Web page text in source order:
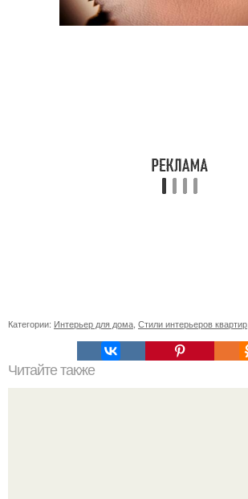
Категории: Интерьер для дома Стили интерьеров квартир
Читайте также